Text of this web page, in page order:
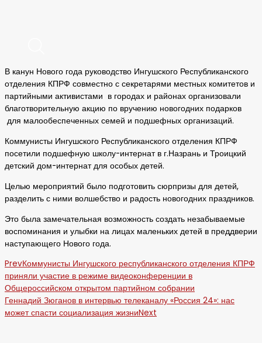
В канун Нового года руководство Ингушского Республиканского
отделения КПРФ совместно с секретарями местных комитетов и
партийными активистами в городах и районах организовали
благотворительную акцию по вручению новогодних подарков
для малообеспеченных семей и подшефных организаций.
Коммунисты Ингушского Республиканского отделения КПРФ
посетили подшефную школу-интернат в г.Назрань и Троицкий
детский дом-интернат для особых детей.
Целью мероприятий было подготовить сюрпризы для детей,
разделить с ними волшебство и радость новогодних праздников.
Это была замечательная возможность создать незабываемые
воспоминания и улыбки на лицах маленьких детей в преддверии
наступающего Нового года.
PrevКоммунисты Ингушского республиканского отделения КПРФ
приняли участие в режиме видеоконференции в
Общероссийском открытом партийном собрании
Геннадий Зюганов в интервью телеканалу «Россия 24»: нас
может спасти социализация жизниNext